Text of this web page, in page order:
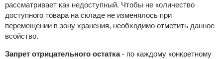
рассматривает как недоступный. Чтобы не количество
доступного товара на складе не изменялось при
перемещении в зону хранения, необходимо отметить данное
всойство.
Запрет отрицательного остатка- по каждому конкретному